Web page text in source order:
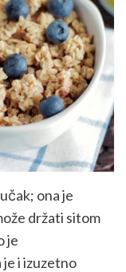
ona je
držati sitom
je
je i izuzetno